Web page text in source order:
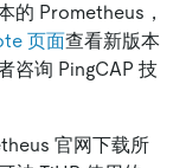
的 Prometheus，
页面查看新版本
咨询 PingCAP 技
官网下载所